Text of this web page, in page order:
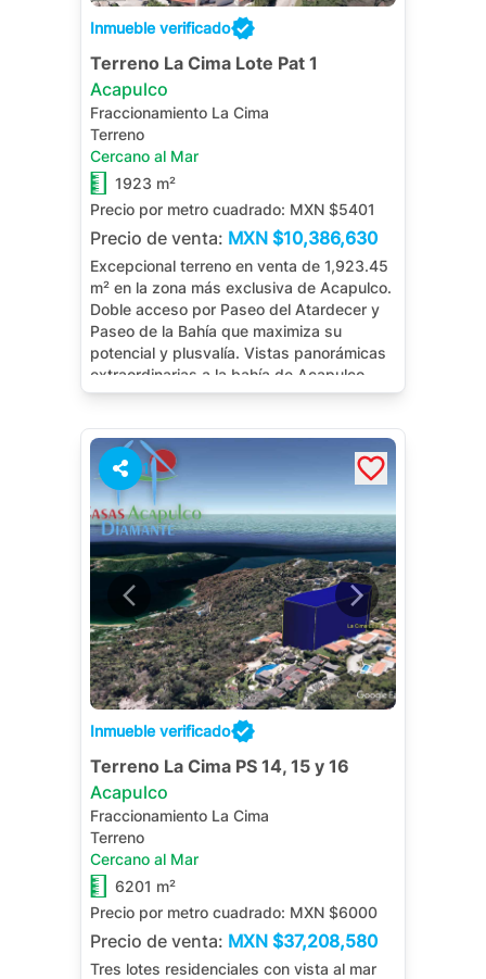
Inmueble verificado
Terreno La Cima Lote Pat 1
Acapulco
Fraccionamiento La Cima
Terreno
Cercano al Mar
1923 m²
Precio por metro cuadrado: MXN $5401
Precio de venta: MXN $10,386,630
Excepcional terreno en venta de 1,923.45
m² en la zona más exclusiva de Acapulco.
Doble acceso por Paseo del Atardecer y
Paseo de la Bahía que maximiza su
potencial y plusvalía. Vistas panorámicas
extraordinarias a la bahía de Acapulco
desde una ubicación privilegiada.
1
Inmueble verificado
Terreno La Cima PS 14, 15 y 16
Acapulco
Fraccionamiento La Cima
Terreno
Cercano al Mar
6201 m²
Precio por metro cuadrado: MXN $6000
Precio de venta: MXN $37,208,580
Tres lotes residenciales con vista al mar